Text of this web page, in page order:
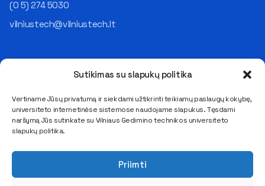
Sutikimas su slapukų politika
Vertiname Jūsų privatumą ir siekdami užtikrinti teikiamų paslaugų kokybę,
universiteto internetinėse sistemose naudojame slapukus. Tęsdami
naršymą Jūs sutinkate su Vilniaus Gedimino technikos universiteto
slapukų politika.
Priimti
(0 5) 274 5030
vilniustech@vilniustech.lt
Saulėtekio al. 11, LT-10223 Vilnius
E. pristatymo dėžutės adresas 111950243
Kodas 111950243, PVM mokėtojo kodas LT119502413